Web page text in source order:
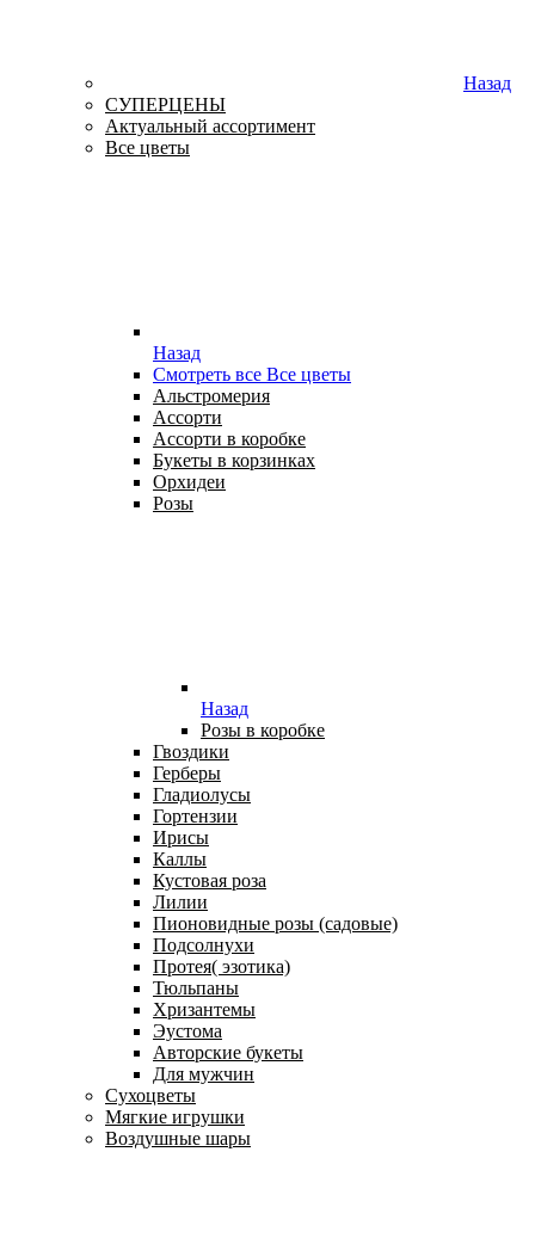
Назад
СУПЕРЦЕНЫ
Актуальный ассортимент
Все цветы
Назад
Смотреть все Все цветы
Альстромерия
Ассорти
Ассорти в коробке
Букеты в корзинках
Орхидеи
Розы
Назад
Розы в коробке
Гвоздики
Герберы
Гладиолусы
Гортензии
Ирисы
Каллы
Кустовая роза
Лилии
Пионовидные розы (садовые)
Подсолнухи
Протея( эзотика)
Тюльпаны
Хризантемы
Эустома
Авторские букеты
Для мужчин
Сухоцветы
Мягкие игрушки
Воздушные шары